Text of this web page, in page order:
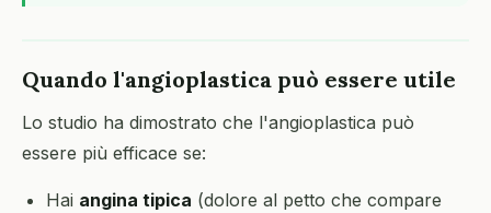
Quando l'angioplastica può essere utile
Lo studio ha dimostrato che l'angioplastica può
essere più efficace se:
Hai angina tipica (dolore al petto che compare